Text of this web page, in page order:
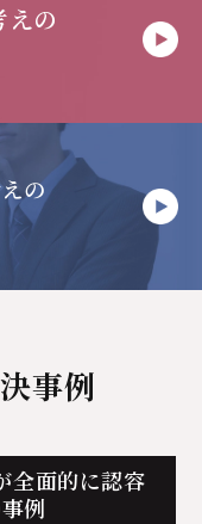
の
の
事例
全面的に認容
例